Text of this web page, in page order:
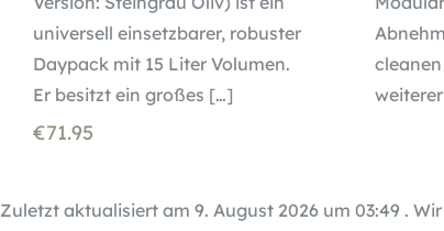
universell einsetzbarer, robuster
Daypack mit 15 Liter Volumen.
Er besitzt ein großes […]
€71.95
weiterer
Zuletzt aktualisiert am 9. August 2026 um 03:49 .